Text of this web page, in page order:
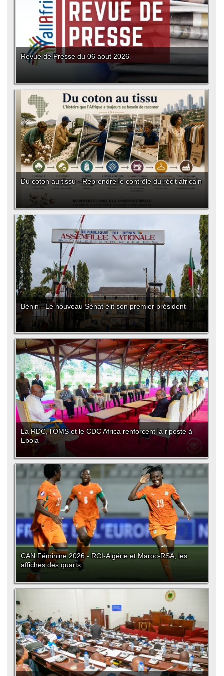
Revue de Presse du 06 aout 2026
Du coton au tissu - Reprendre le contrôle du récit africain
Bénin - Le nouveau Sénat élit son premier président
La RDC, l'OMS et le CDC Africa renforcent la riposte à
Ebola
CAN Féminine 2026 - RCI-Algérie et Maroc-RSA, les
affiches des quarts